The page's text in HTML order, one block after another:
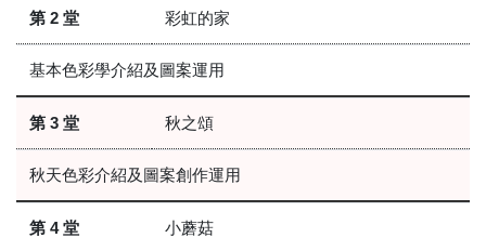
第 2 堂 彩虹的家
基本色彩學介紹及圖案運用
第 3 堂 秋之頌
秋天色彩介紹及圖案創作運用
第 4 堂 小蘑菇